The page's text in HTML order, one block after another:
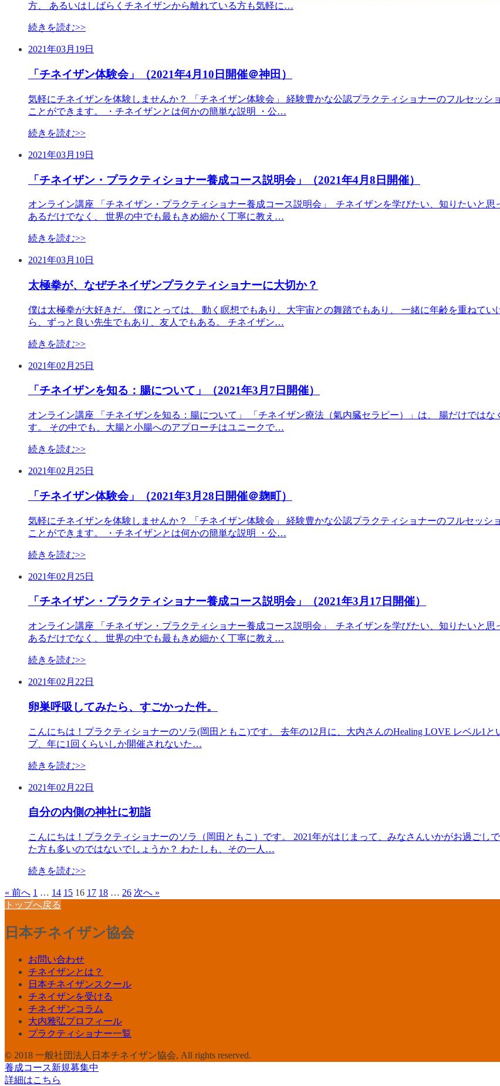
方、 あるいはしばらくチネイザンから離れている方も気軽に…
続きを読む>>
2021年03月19日
「チネイザン体験会」（2021年4月10日開催＠神田）
気軽にチネイザンを体験しませんか？ 「チネイザン体験会」 経験豊かな公認プラクティショナーのフルセッ
ことができます。 ・チネイザンとは何かの簡単な説明 ・公…
続きを読む>>
2021年03月19日
「チネイザン・プラクティショナー養成コース説明会」（2021年4月8日開催）
オンライン講座 「チネイザン・プラクティショナー養成コース説明会」 チネイザンを学びたい、知りたいと
あるだけでなく、 世界の中でも最もきめ細かく丁寧に教え…
続きを読む>>
2021年03月10日
太極拳が、なぜチネイザンプラクティショナーに大切か？
僕は太極拳が大好きだ。 僕にとっては、 動く瞑想でもあり、大宇宙との舞踏でもあり、 一緒に年齢を重ねて
ら、ずっと良い先生でもあり、友人でもある。 チネイザン…
続きを読む>>
2021年02月25日
「チネイザンを知る：腸について」（2021年3月7日開催）
オンライン講座 「チネイザンを知る：腸について」 「チネイザン療法（氣内臓セラピー）」は、 腸だけでは
す。 その中でも、大腸と小腸へのアプローチはユニークで…
続きを読む>>
2021年02月25日
「チネイザン体験会」（2021年3月28日開催＠麹町）
気軽にチネイザンを体験しませんか？ 「チネイザン体験会」 経験豊かな公認プラクティショナーのフルセッ
ことができます。 ・チネイザンとは何かの簡単な説明 ・公…
続きを読む>>
2021年02月25日
「チネイザン・プラクティショナー養成コース説明会」（2021年3月17日開催）
オンライン講座 「チネイザン・プラクティショナー養成コース説明会」 チネイザンを学びたい、知りたいと
あるだけでなく、 世界の中でも最もきめ細かく丁寧に教え…
続きを読む>>
2021年02月22日
卵巣呼吸してみたら、すごかった件。
こんにちは！プラクティショナーのソラ(岡田ともこ)です。 去年の12月に、大内さんのHealing LOVE レベル1
プ、年に1回くらいしか開催されないた…
続きを読む>>
2021年02月22日
自分の内側の神社に初詣
こんにちは！プラクティショナーのソラ（岡田ともこ）です。 2021年がはじまって、みなさんいかがお過ごし
た方も多いのではないでしょうか？ わたしも、その一人…
続きを読む>>
« 前へ 1 … 14 15 16 17 18 … 26 次へ »
トップへ戻る
日本チネイザン協会
お問い合わせ
チネイザンとは？
日本チネイザンスクール
チネイザンを受ける
チネイザンコラム
大内雅弘プロフィール
プラクティショナー一覧
© 2018 一般社団法人日本チネイザン協会, All rights reserved.
養成コース新規募集中
詳細はこちら